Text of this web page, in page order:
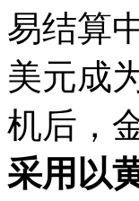
易结算
美元成
机后，
采用以